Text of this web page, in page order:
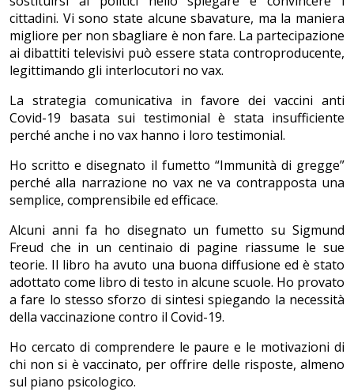
cittadini. Vi sono state alcune sbavature, ma la maniera
migliore per non sbagliare è non fare. La partecipazione
ai dibattiti televisivi può essere stata controproducente,
legittimando gli interlocutori no vax.
La strategia comunicativa in favore dei vaccini anti
Covid-19 basata sui testimonial è stata insufficiente
perché anche i no vax hanno i loro testimonial.
Ho scritto e disegnato il fumetto “Immunità di gregge”
perché alla narrazione no vax ne va contrapposta una
semplice, comprensibile ed efficace.
Alcuni anni fa ho disegnato un fumetto su Sigmund
Freud che in un centinaio di pagine riassume le sue
teorie. Il libro ha avuto una buona diffusione ed è stato
adottato come libro di testo in alcune scuole. Ho provato
a fare lo stesso sforzo di sintesi spiegando la necessità
della vaccinazione contro il Covid-19.
Ho cercato di comprendere le paure e le motivazioni di
chi non si è vaccinato, per offrire delle risposte, almeno
sul piano psicologico.